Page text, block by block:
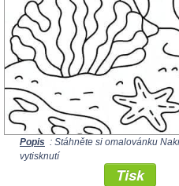
Popis : Stáhněte si omalovánku
vytisknutí
Tisk